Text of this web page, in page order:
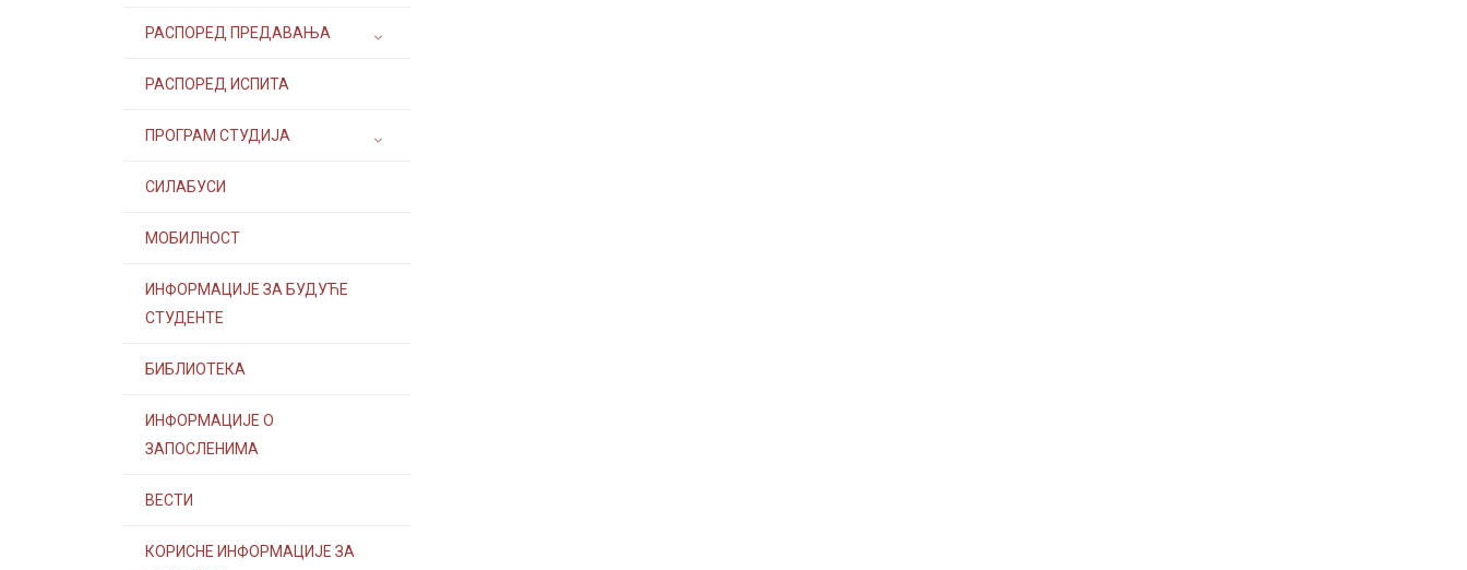
РАСПОРЕД ПРЕДАВАЊА
РАСПОРЕД ИСПИТА
ПРОГРАМ СТУДИЈА
СИЛАБУСИ
МОБИЛНОСТ
ИНФОРМАЦИЈЕ ЗА БУДУЋЕ
СТУДЕНТЕ
БИБЛИОТЕКА
ИНФОРМАЦИЈЕ О
ЗАПОСЛЕНИМА
ВЕСТИ
КОРИСНЕ ИНФОРМАЦИЈЕ ЗА